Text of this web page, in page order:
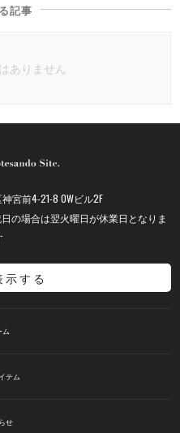
記事
ありません
宮前4-21-8 OWビル2F
の場合は翌火曜日が休業日となりま
する
ム
テム
せ